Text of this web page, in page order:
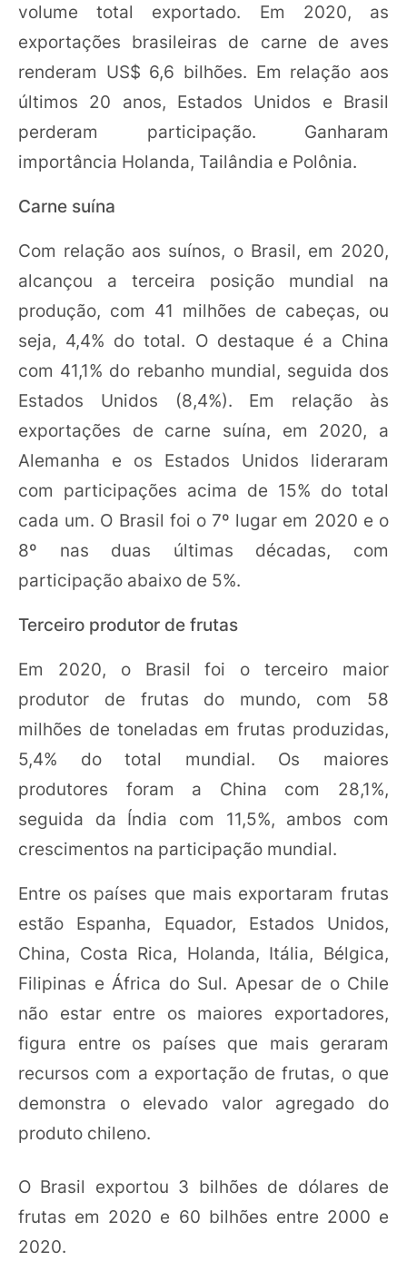
volume total exportado. Em 2020, as
exportações brasileiras de carne de aves
renderam US$ 6,6 bilhões. Em relação aos
últimos 20 anos, Estados Unidos e Brasil
perderam participação. Ganharam
importância Holanda, Tailândia e Polônia.
Carne suína
Com relação aos suínos, o Brasil, em 2020,
alcançou a terceira posição mundial na
produção, com 41 milhões de cabeças, ou
seja, 4,4% do total. O destaque é a China
com 41,1% do rebanho mundial, seguida dos
Estados Unidos (8,4%). Em relação às
exportações de carne suína, em 2020, a
Alemanha e os Estados Unidos lideraram
com participações acima de 15% do total
cada um. O Brasil foi o 7º lugar em 2020 e o
8º nas duas últimas décadas, com
participação abaixo de 5%.
Terceiro produtor de frutas
Em 2020, o Brasil foi o terceiro maior
produtor de frutas do mundo, com 58
milhões de toneladas em frutas produzidas,
5,4% do total mundial. Os maiores
produtores foram a China com 28,1%,
seguida da Índia com 11,5%, ambos com
crescimentos na participação mundial.
Entre os países que mais exportaram frutas
estão Espanha, Equador, Estados Unidos,
China, Costa Rica, Holanda, Itália, Bélgica,
Filipinas e África do Sul. Apesar de o Chile
não estar entre os maiores exportadores,
figura entre os países que mais geraram
recursos com a exportação de frutas, o que
demonstra o elevado valor agregado do
produto chileno.
O Brasil exportou 3 bilhões de dólares de
frutas em 2020 e 60 bilhões entre 2000 e
2020.